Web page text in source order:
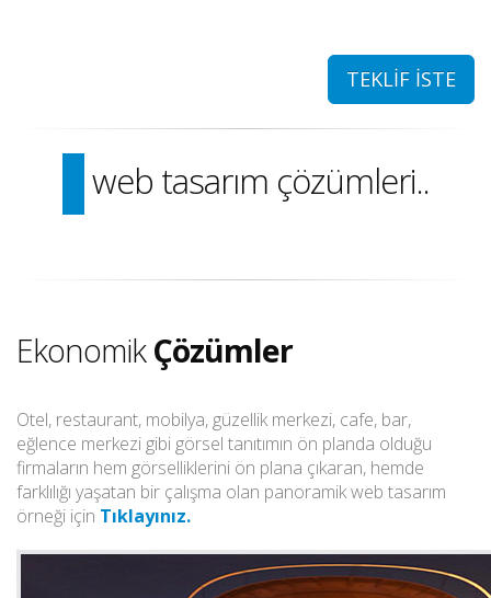
TEKLİF İSTE
Panoramik
web tasarım çözümleri..
EkonomikÇözümler
Otel, restaurant, mobilya, güzellik merkezi, cafe, bar,
eğlence merkezi gibi görsel tanıtımın ön planda olduğu
firmaların hem görselliklerini ön plana çıkaran, hemde
farklılığı yaşatan bir çalışma olan panoramik web tasarım
örneği için Tıklayınız.